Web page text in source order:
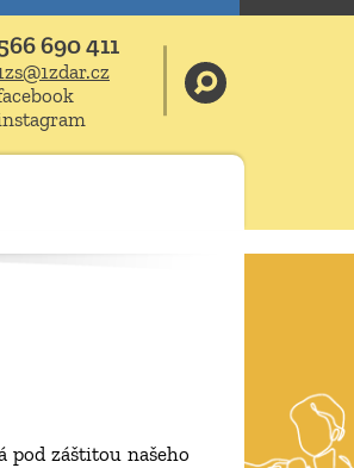
690 411
pod záštitou našeho